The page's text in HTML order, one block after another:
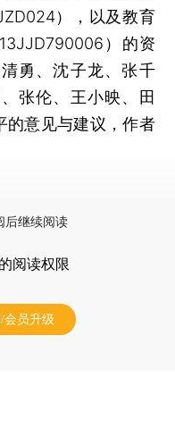
），以及教育
）的资
勇、沈子龙、张千
张伦、王小映、田
的意见与建议，作者
后继续阅读
阅读权限
会员升级